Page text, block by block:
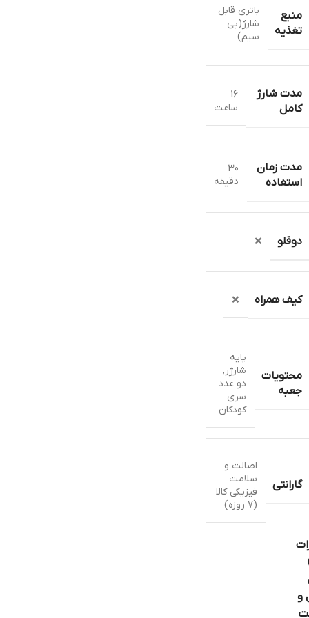
منبع
تغذیه
باتری قابل
شارژ(بی
سیم)
مدت شارژ
کامل
16
ساعت
مدت زمان
استفاده
30
دقیقه
دوقلو ❌
کیف همراه ❌
محتویات
جعبه
پایه
شارژر ,
دو عدد
سری
کودکان
گارانتی
اصالت و
سلامت
فیزیکی کالا
(7 روزه)
و